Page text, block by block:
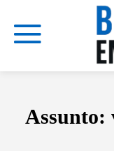
Assunto: